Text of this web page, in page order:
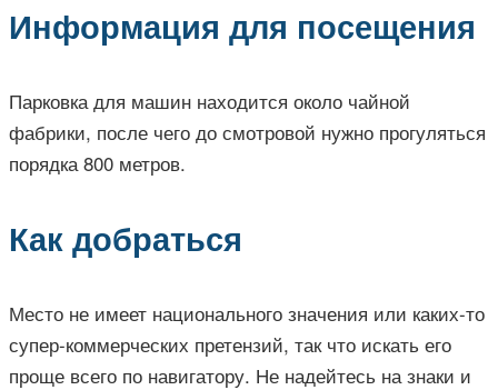
Информация для посещения
Парковка для машин находится около чайной
фабрики, после чего до смотровой нужно прогуляться
порядка 800 метров.
Как добраться
Место не имеет национального значения или каких-то
супер-коммерческих претензий, так что искать его
проще всего по навигатору. Не надейтесь на знаки и